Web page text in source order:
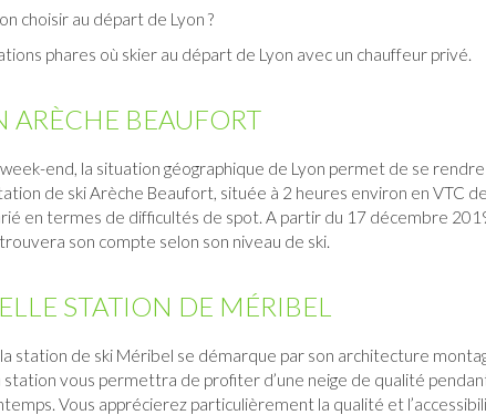
choisir au départ de Lyon ?
phares où skier au départ de Lyon avec un chauffeur privé.
ARÈCHE BEAUFORT
end, la situation géographique de Lyon permet de se rendre
de ski Arèche Beaufort, située à 2 heures environ en VTC
en termes de difficultés de spot. A partir du 17 décembre
son compte selon son niveau de ski.
STATION DE MÉRIBEL
station de ski Méribel se démarque par son architecture
vous permettra de profiter d’une neige de qualité
Vous apprécierez particulièrement la qualité et